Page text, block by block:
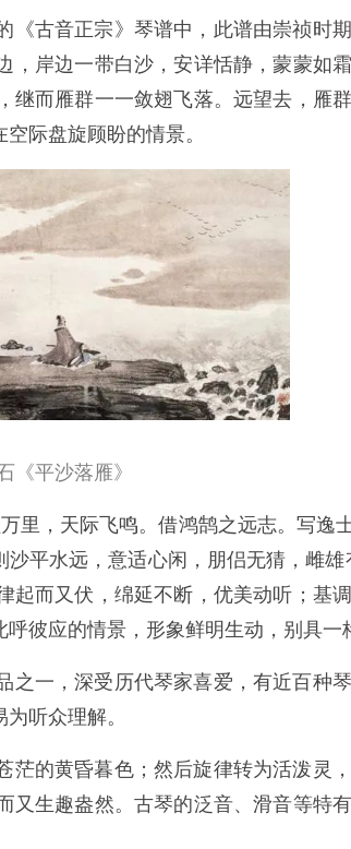
《古音正宗》琴谱中，此谱由崇祯时
岸边一带白沙，安详恬静，蒙蒙如
而雁群一一敛翅飞落。远望去，雁
际盘旋顾盼的情景。
《平沙落雁》
里，天际飞鸣。借鸿鹄之远志。写逸
平水远，意适心闲，朋侣无猜，雌
而又伏，绵延不断，优美动听；基
彼应的情景，形象鲜明生动，别具一
之一，深受历代琴家喜爱，有近百种
听众理解。
的黄昏暮色；然后旋律转为活泼灵
生趣盎然。古琴的泛音、滑音等特